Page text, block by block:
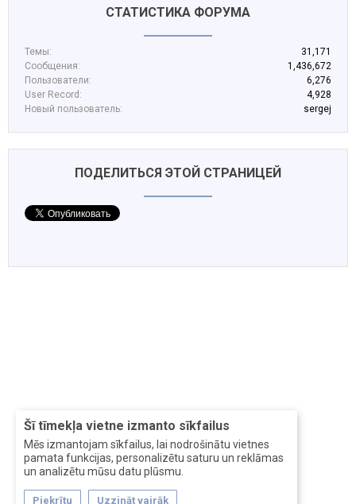
Šī tīmekļa vietne izmanto sīkfailus
Mēs izmantojam sīkfailus, lai nodrošinātu vietnes
pamata funkcijas, personalizētu saturu un reklāmas
un analizētu mūsu datu plūsmu.
Piekrītu Uzzināt vairāk
СТАТИСТИКА ФОРУМА
Темы:
31,171
Сообщения:
1,436,672
Пользователи:
6,276
User Record:
4,928
Новый пользователь:
sergej
ПОДЕЛИТЬСЯ ЭТОЙ СТРАНИЦЕЙ